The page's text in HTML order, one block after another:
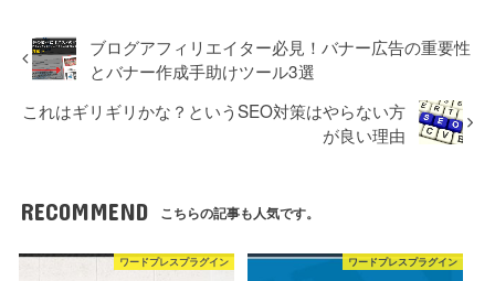
ブログアフィリエイター必見！バナー広告の重要性
とバナー作成手助けツール3選
これはギリギリかな？というSEO対策はやらない方
が良い理由
RECOMMEND こちらの記事も人気です。
ワードプレスプラグイン ワードプレスプラグイン